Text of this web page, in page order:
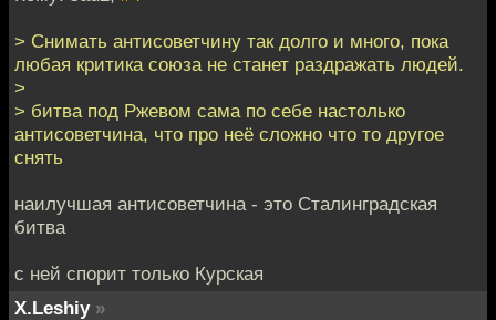
> Снимать антисоветчину так долго и много, пока
любая критика союза не станет раздражать людей.
>
> битва под Ржевом сама по себе настолько
антисоветчина, что про неё сложно что то другое
снять
наилучшая антисоветчина - это Сталинградская
битва
с ней спорит только Курская
X.Leshiy »